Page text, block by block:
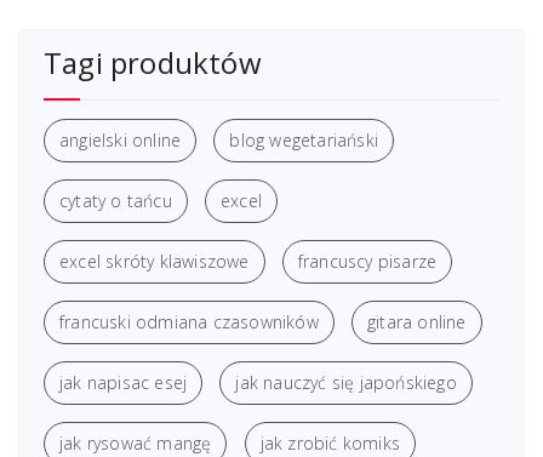
Tagi produktów
angielski online blog wegetariański
cytaty o tańcu excel
excel skróty klawiszowe francuscy pisarze
francuski odmiana czasowników gitara online
jak napisac esej jak nauczyć się japońskiego
jak rysować mangę jak zrobić komiks